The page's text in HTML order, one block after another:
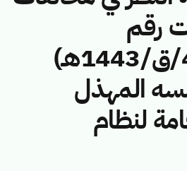
رقم
(41743647/ق/1443هـ)
المهذل
لنظام